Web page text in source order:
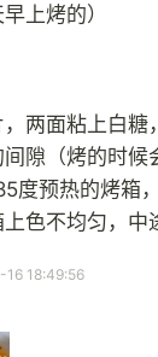
上烤的）
两面粘上白糖
隙（烤的时候
度预热的烤箱
色不均匀，中
16 18:49:56